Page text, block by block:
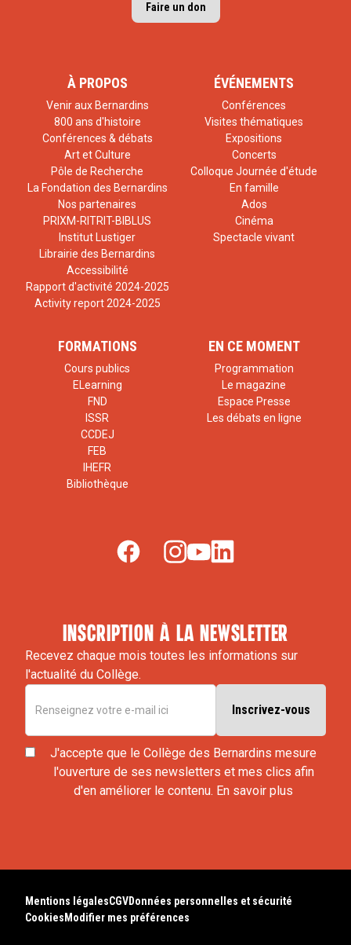
Faire un don
À PROPOS
Venir aux Bernardins
800 ans d'histoire
Conférences & débats
Art et Culture
Pôle de Recherche
La Fondation des Bernardins
Nos partenaires
PRIXM-RITRIT-BIBLUS
Institut Lustiger
Librairie des Bernardins
Accessibilité
Rapport d'activité 2024-2025
Activity report 2024-2025
ÉVÉNEMENTS
Conférences
Visites thématiques
Expositions
Concerts
Colloque Journée d'étude
En famille
Ados
Cinéma
Spectacle vivant
FORMATIONS
Cours publics
ELearning
FND
ISSR
CCDEJ
FEB
IHEFR
Bibliothèque
EN CE MOMENT
Programmation
Le magazine
Espace Presse
Les débats en ligne
inscription à la newsletter
Recevez chaque mois toutes les informations sur
l'actualité du Collège.
J'accepte que le Collège des Bernardins mesure
l'ouverture de ses newsletters et mes clics afin
d'en améliorer le contenu. En savoir plus
Mentions légalesCGVDonnées personnelles et sécurité
Cookies Modifier mes préférences